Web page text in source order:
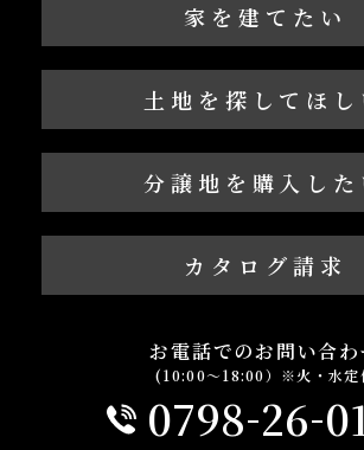
家を建てたい
土地を探してほし
分譲地を購入した
カタログ請求
お電話でのお問い合わ
(10:00～18:00）※火・水定
0798-26-